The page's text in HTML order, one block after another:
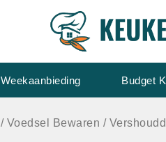
Weekaanbieding Budget
/ Voedsel Bewaren /